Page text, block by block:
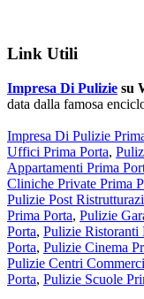
Link Utili
Impresa Di Pulizie su
data dalla famosa
Impresa Di Pulizie
Uffici Prima Porta,
Appartamenti Prima
Cliniche Private Prima
Pulizie Post
Prima Porta, Pulizie
Porta, Pulizie Ristoranti
Porta, Pulizie Cinema
Pulizie Centri
Porta, Pulizie Scuole